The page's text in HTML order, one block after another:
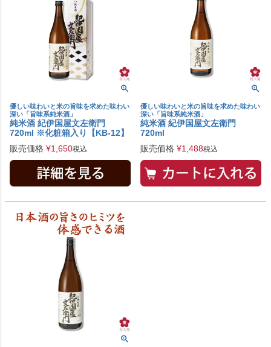
優しい味わいと米の旨味を求めた味わい
深い「旨味系純米酒」
純米酒 紀伊国屋文左衛門
720ml ※化粧箱入り【KB-12】
販売価格 ¥1,650税込
優しい味わいと米の旨味を求めた味わい
深い「旨味系純米酒」
純米酒 紀伊国屋文左衛門
720ml
販売価格 ¥1,488税込